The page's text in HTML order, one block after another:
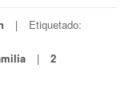
Etiquetado:
2